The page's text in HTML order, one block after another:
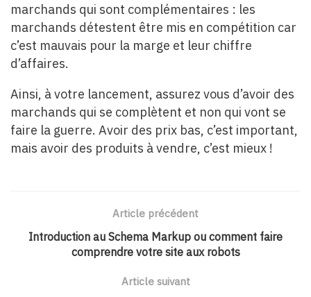
marchands qui sont complémentaires : les
marchands détestent être mis en compétition car
c’est mauvais pour la marge et leur chiffre
d’affaires.
Ainsi, à votre lancement, assurez vous d’avoir des
marchands qui se complètent et non qui vont se
faire la guerre. Avoir des prix bas, c’est important,
mais avoir des produits à vendre, c’est mieux !
Article précédent
Introduction au Schema Markup ou comment faire
comprendre votre site aux robots
Article suivant